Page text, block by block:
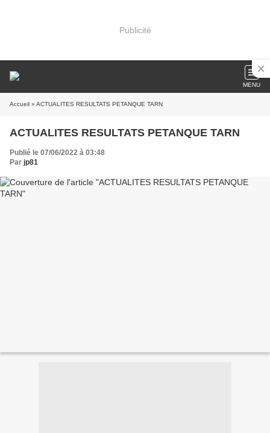
Publicité
MENU
Accueil » ACTUALITES RESULTATS PETANQUE TARN
ACTUALITES RESULTATS PETANQUE TARN
Publié le 07/06/2022 à 03:48
Par jp81